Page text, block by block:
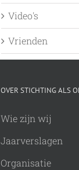
Video's
Vrienden
OVER STICHTING ALS
Wie zijn wij
Jaarverslagen
Organisatie